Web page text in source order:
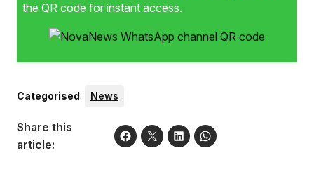
the QR code for instant access.
Categorised: News
Share this
article: